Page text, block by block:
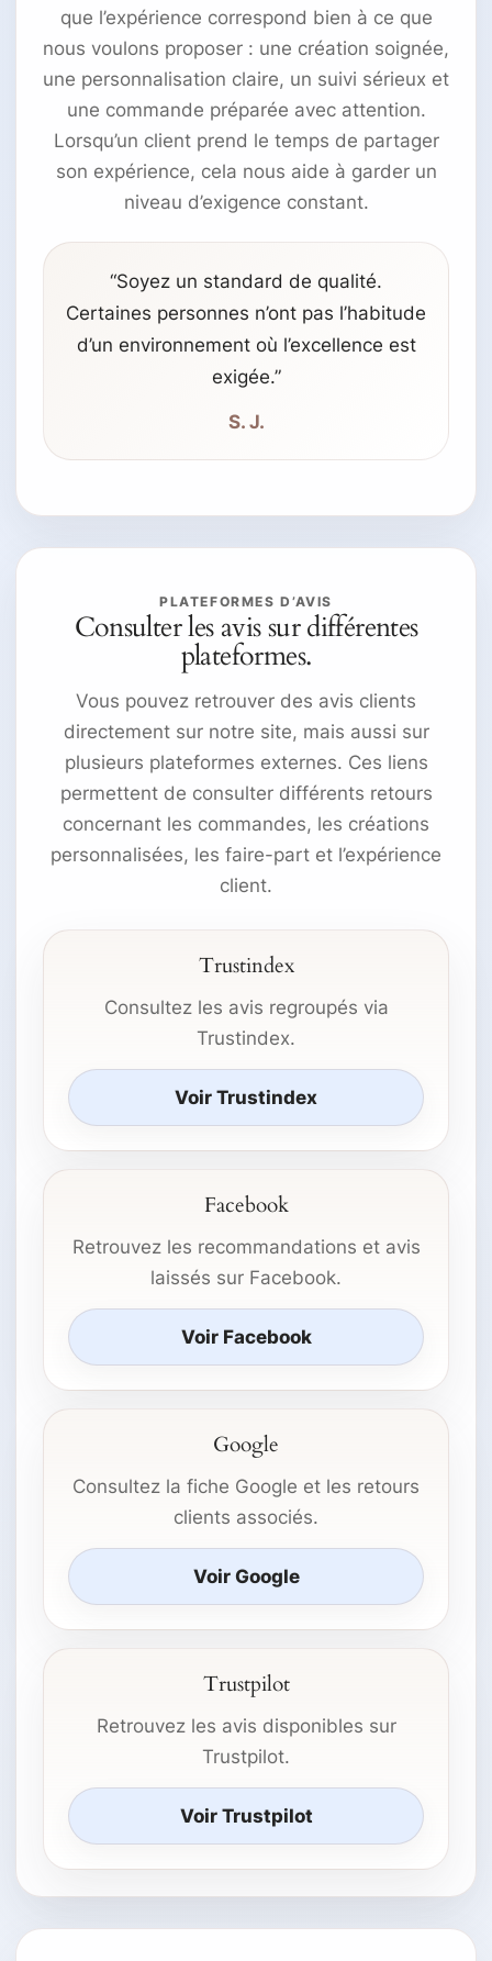
que l’expérience correspond bien à ce que
nous voulons proposer : une création soignée,
une personnalisation claire, un suivi sérieux et
une commande préparée avec attention.
Lorsqu’un client prend le temps de partager
son expérience, cela nous aide à garder un
niveau d’exigence constant.
“Soyez un standard de qualité.
Certaines personnes n’ont pas l’habitude
d’un environnement où l’excellence est
exigée.”
S. J.
PLATEFORMES D’AVIS
Consulter les avis sur différentes
plateformes.
Vous pouvez retrouver des avis clients
directement sur notre site, mais aussi sur
plusieurs plateformes externes. Ces liens
permettent de consulter différents retours
concernant les commandes, les créations
personnalisées, les faire-part et l’expérience
client.
Trustindex
Consultez les avis regroupés via
Trustindex.
Voir Trustindex
Facebook
Retrouvez les recommandations et avis
laissés sur Facebook.
Voir Facebook
Google
Consultez la fiche Google et les retours
clients associés.
Voir Google
Trustpilot
Retrouvez les avis disponibles sur
Trustpilot.
Voir Trustpilot